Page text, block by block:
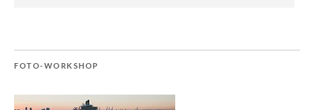
FOTO-WORKSHOP